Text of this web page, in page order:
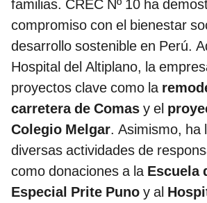
familias. CREC Nº 10 ha
compromiso con el bienestar
desarrollo sostenible en Perú.
Hospital del Altiplano, la
proyectos clave como la
carretera de Comas y el
Colegio Melgar. Asimismo, ha
diversas actividades de
como donaciones a la Escuela
Especial Prite Puno y al